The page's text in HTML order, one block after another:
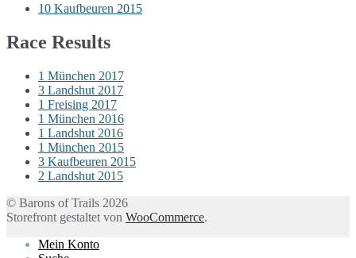
10 Kaufbeuren 2015
Race Results
1 München 2017
3 Landshut 2017
1 Freising 2017
1 München 2016
1 Landshut 2016
1 München 2015
3 Kaufbeuren 2015
2 Landshut 2015
© Barons of Trails 2026
Storefront gestaltet von WooCommerce.
Mein Konto